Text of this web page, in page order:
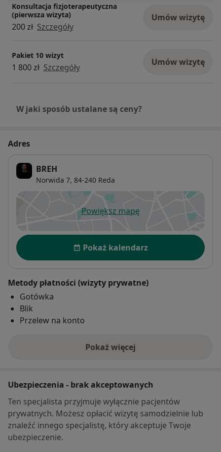
Konsultacja fizjoterapeutyczna
(pierwsza wizyta)
200 zł Szczegóły
Umów wizytę
Pakiet 10 wizyt
1 800 zł Szczegóły Umów wizytę
W jaki sposób ustalane są ceny?
Adres
BREH
Norwida 7, 84-240 Reda
Powiększ mapęotwiera się w nowej karcie
Dostępność
Pokaż kalendarz
Metody płatności (wizyty prywatne)
Gotówka
Blik
Przelew na konto
Pokaż więcej
o adresie
Ubezpieczenia - brak akceptowanych
Ten specjalista przyjmuje wyłącznie pacjentów
prywatnych. Możesz opłacić wizytę samodzielnie lub
znaleźć innego specjalistę, który akceptuje Twoje
ubezpieczenie.